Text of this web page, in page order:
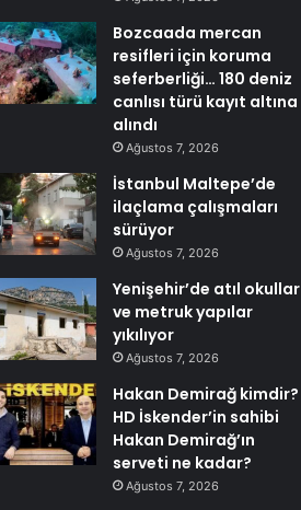
Bozcaada mercan
resifleri için koruma
seferberliği… 180 deniz
canlısı türü kayıt altına
alındı
Ağustos 7, 2026
İstanbul Maltepe’de
ilaçlama çalışmaları
sürüyor
Ağustos 7, 2026
Yenişehir’de atıl okullar
ve metruk yapılar
yıkılıyor
Ağustos 7, 2026
Hakan Demirağ kimdir?
HD İskender’in sahibi
Hakan Demirağ’ın
serveti ne kadar?
Ağustos 7, 2026